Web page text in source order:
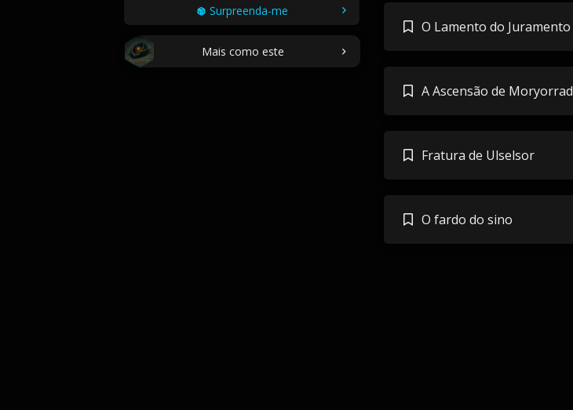
Surpreenda-me
Mais como este
O Lamento do Juramento
A Ascensão de Moryorrad
Fratura de Ulselsor
O fardo do sino